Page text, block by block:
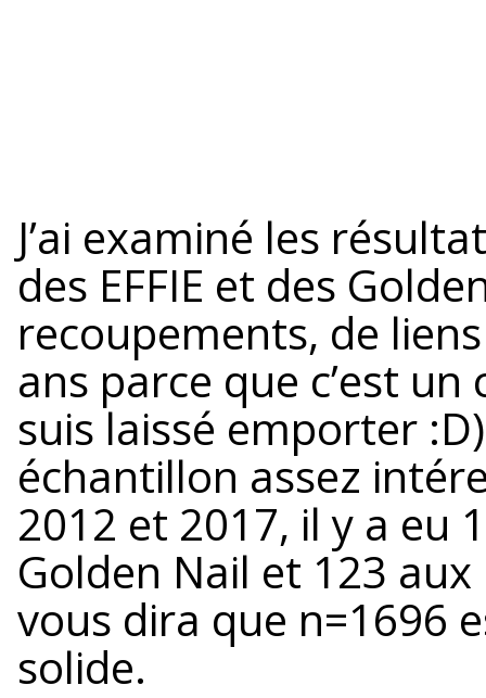
J’ai examiné les
des EFFIE et des
recoupements, de
ans parce que c’est
suis laissé emporter
échantillon assez
2012 et 2017, il y a eu
Golden Nail et 123
vous dira que n=1696
solide.